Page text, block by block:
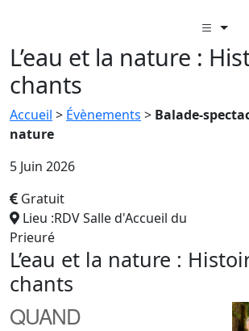
L’eau et la nature :
chants
Accueil > Évènements > Balade-
nature
5 Juin 2026
Gratuit
Lieu :RDV Salle d'Accueil du
Prieuré
L’eau et la nature :
chants
QUAND